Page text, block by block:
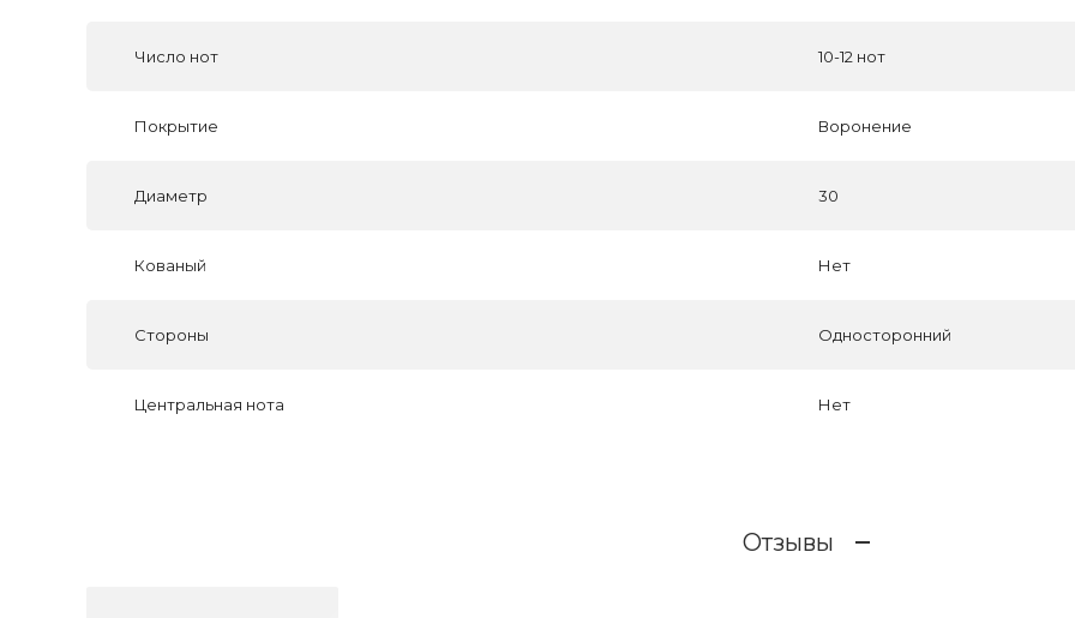
Число нот 10-12 нот
Покрытие Воронение
Диаметр 30
Кованый Нет
Стороны Односторонний
Центральная нота Нет
Отзывы